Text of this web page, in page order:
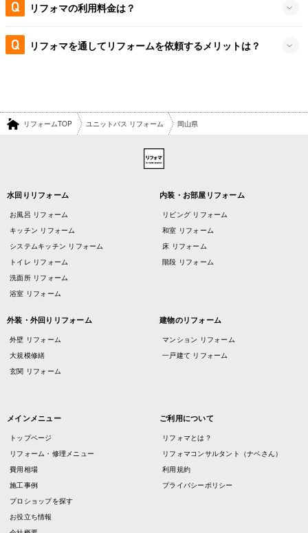
リフォマの利用料金は？
リフォマを通してリフォームを依頼するメリットは？
リフォームTOP ユニットバス リフォーム 岡山県
水回りリフォーム
お風呂 リフォーム
キッチン リフォーム
システムキッチン リフォーム
トイレ リフォーム
洗面所 リフォーム
浴室 リフォーム
内装・お部屋リフォーム
リビング リフォーム
和室 リフォーム
床 リフォーム
階段 リフォーム
外装・外回りリフォーム
外壁 リフォーム
大規模修繕
玄関 リフォーム
建物のリフォーム
マンション リフォーム
一戸建て リフォーム
メインメニュー
トップページ
リフォーム・修理メニュー
費用相場
施工事例
プロショップを探す
お役立ち情報
ご利用について
リフォマとは？
リフォマコンサルタント（ナベさん）
利用規約
プライバシーポリシー